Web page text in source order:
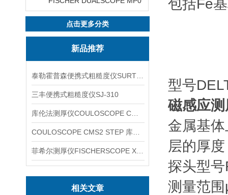
点击更多分类
新品推荐
三丰便携式粗糙度仪SJ-310
相关文章
包括Fe
型号
磁感应
金属基
层的厚度
探头型号
测量范